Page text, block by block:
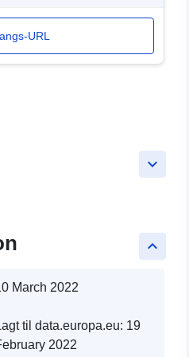
URL
keyboard_arrow_down
keyboard_arrow_up
March 2022
til data.europa.eu: 19
2022